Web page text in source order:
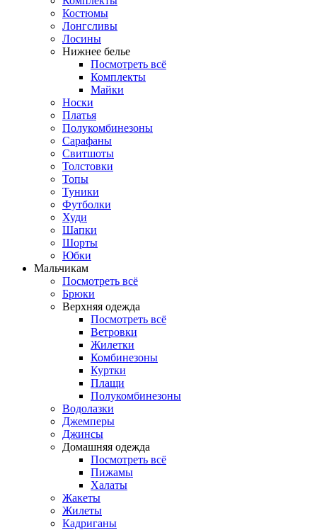
Костюмы
Лонгсливы
Лосины
Нижнее белье
Посмотреть всё
Комплекты
Майки
Носки
Платья
Полукомбинезоны
Сарафаны
Свитшоты
Толстовки
Топы
Туники
Футболки
Худи
Шапки
Шорты
Юбки
Мальчикам
Посмотреть всё
Брюки
Верхняя одежда
Посмотреть всё
Ветровки
Жилетки
Комбинезоны
Куртки
Плащи
Полукомбинезоны
Водолазки
Джемперы
Джинсы
Домашняя одежда
Посмотреть всё
Пижамы
Халаты
Жакеты
Жилеты
Кадриганы